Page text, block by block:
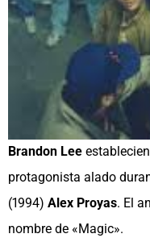
Brandon Lee
protagonista alado
(1994) Alex Proyas. El
nombre de «Magic».